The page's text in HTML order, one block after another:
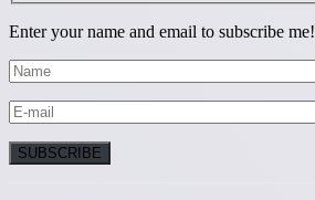
Enter your name and email to subscribe me!